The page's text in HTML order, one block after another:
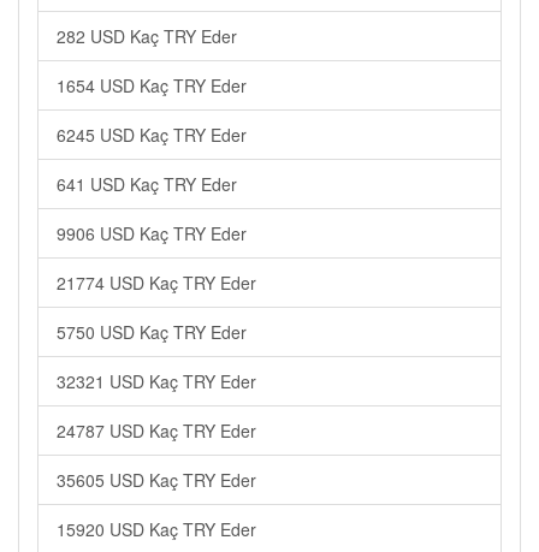
282 USD Kaç TRY Eder
1654 USD Kaç TRY Eder
6245 USD Kaç TRY Eder
641 USD Kaç TRY Eder
9906 USD Kaç TRY Eder
21774 USD Kaç TRY Eder
5750 USD Kaç TRY Eder
32321 USD Kaç TRY Eder
24787 USD Kaç TRY Eder
35605 USD Kaç TRY Eder
15920 USD Kaç TRY Eder